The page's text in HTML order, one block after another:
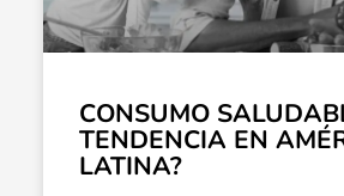
CONSUMO
TENDENCIA EN
LATINA?